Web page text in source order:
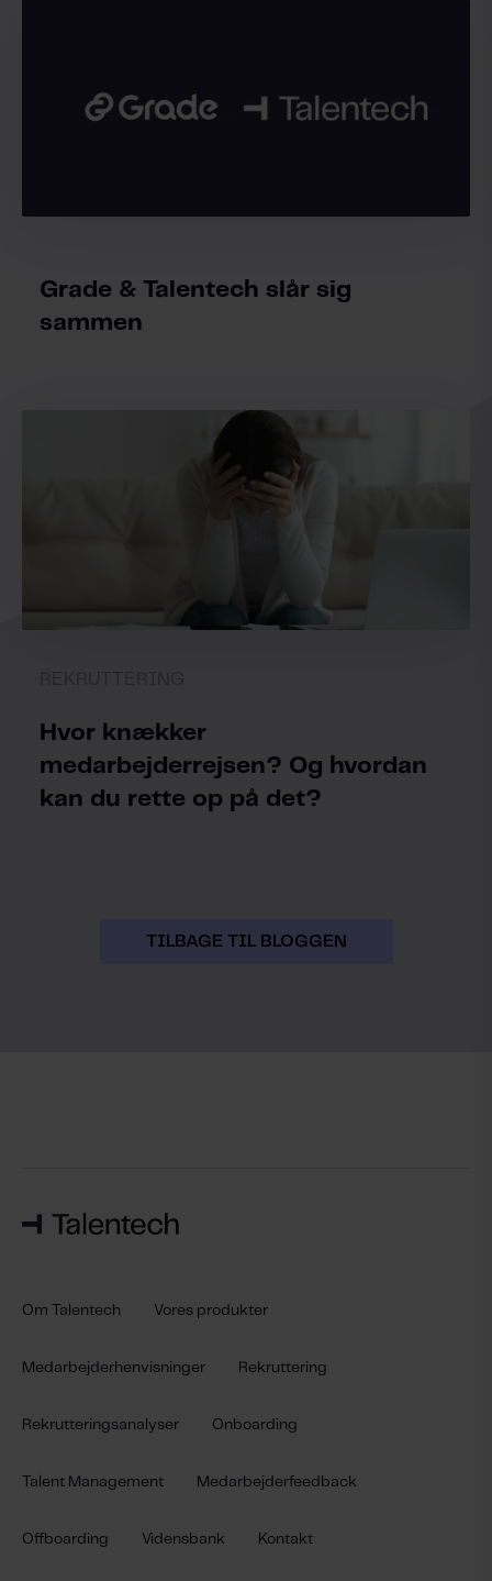
Grade & Talentech slår sig
sammen
Hvor knækker
medarbejderrejsen? Og hvordan
kan du rette op på det?
TILBAGE TIL BLOGGEN
Om Talentech Vores produkter
Medarbejderhenvisninger Rekruttering
Rekrutteringsanalyser Onboarding
Talent Management Medarbejderfeedback
Offboarding Vidensbank Kontakt